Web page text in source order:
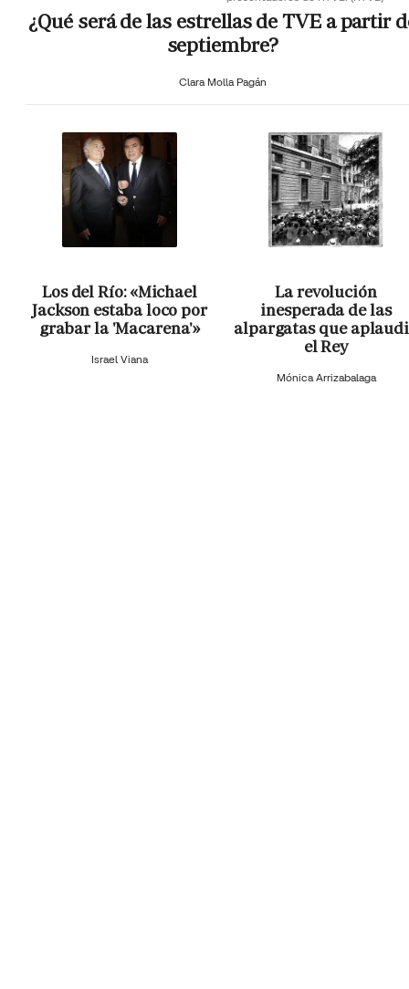
¿Qué será de las estrellas de TVE a partir
septiembre?
Clara Molla Pagán
Los del Río: «Michael
Jackson estaba loco por
grabar la 'Macarena'»
Israel Viana
La revolución
inesperada de las
alpargatas que
el Rey
Mónica Arrizabalaga